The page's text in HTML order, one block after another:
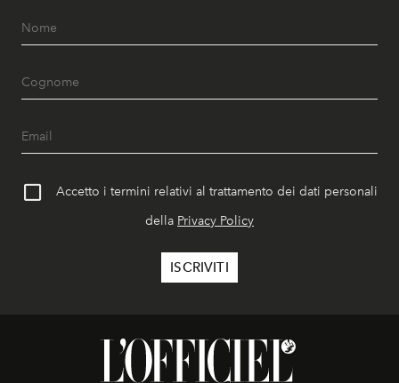
Accetto i termini relativi al trattamento dei dati personali
della Privacy Policy